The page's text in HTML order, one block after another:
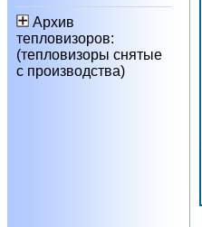
Архив
тепловизоров:
(тепловизоры снятые
с производства)